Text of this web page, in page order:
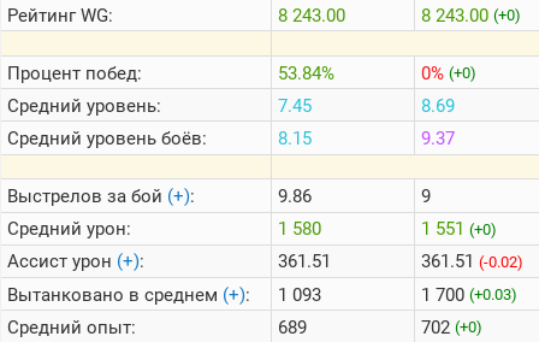
РейтингWG:
Процент побед:
Средний уровень:
Средний уровень боёв:
Выстрелов за бой (+):
Средний урон:
Ассист урон (+):
Вытанковано в среднем (+):
Средний опыт:
8 243.00
53.84%
7.45
8.15
9.86
1 580
361.51
1 093
689
8 243.00 (+0)
0% (+0)
8.69
9.37
9
1 551 (+0)
361.51 (-0.02)
1 700 (+0.03)
702 (+0)